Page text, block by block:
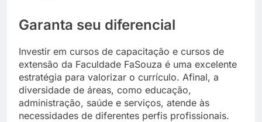
Garanta seu diferencial
Investir em cursos de capacitação e cursos de
extensão da Faculdade FaSouza é uma excelente
estratégia para valorizar o currículo. Afinal, a
diversidade de áreas, como educação,
administração, saúde e serviços, atende às
necessidades de diferentes perfis profissionais.